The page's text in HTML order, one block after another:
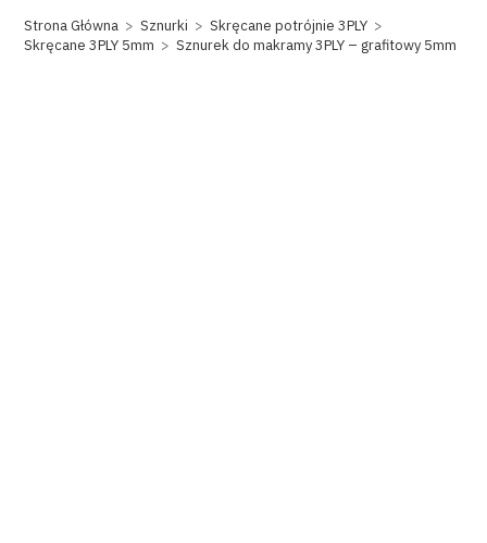
Strona Główna > Sznurki > Skręcane potrójnie 3PLY >
Skręcane 3PLY 5mm > Sznurek do makramy 3PLY – grafitowy 5mm